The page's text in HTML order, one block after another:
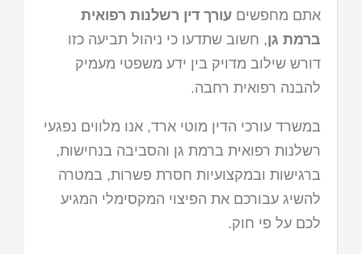
אתם מחפשים עורך דין רשלנות רפואית
ברמת גן, חשוב שתדעו כי ניהול תביעה כזו
דורש שילוב מדויק בין ידע משפטי מעמיק
להבנה רפואית רחבה.
במשרד עורכי הדין מוטי ארד, אנו מלווים נפגעי
רשלנות רפואית ברמת גן והסביבה בנחישות,
ברגישות ובמקצועיות חסרת פשרות, במטרה
להשיג עבורכם את הפיצוי המקסימלי המגיע
לכם על פי חוק.